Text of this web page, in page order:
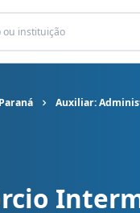
Auxiliar:
Norte do Paraná